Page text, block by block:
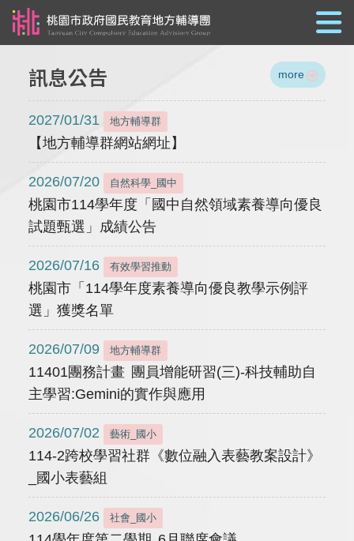
訊息公告 more
2027/01/31 地方輔導群
【地方輔導群網站網址】
2026/07/20 自然科學_國中
桃園市114學年度「國中自然領域素養導向優良
試題甄選」成績公告
2026/07/16 有效學習推動
桃園市「114學年度素養導向優良教學示例評
選」獲獎名單
2026/07/09 地方輔導群
11401團務計畫 團員增能研習(三)-科技輔助自
主學習:Gemini的實作與應用
2026/07/02 藝術_國小
114-2跨校學習社群《數位融入表藝教案設計》
_國小表藝組
2026/06/26 社會_國小